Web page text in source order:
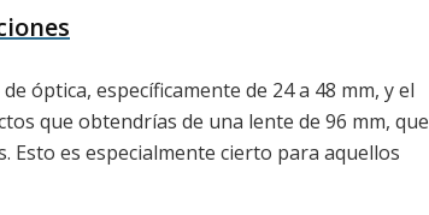
óptica, específicamente de 24 a 48 mm, y el
que obtendrías de una lente de 96 mm, que
es especialmente cierto para aquellos